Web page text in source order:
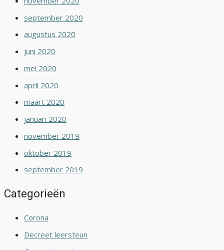
september 2020
augustus 2020
juni 2020
mei 2020
april 2020
maart 2020
januari 2020
november 2019
oktober 2019
september 2019
Categorieën
Corona
Decreet leersteun